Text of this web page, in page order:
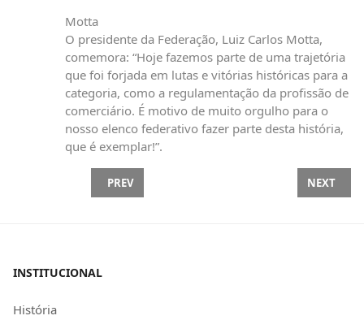
Motta
O presidente da Federação, Luiz Carlos Motta,
comemora: “Hoje fazemos parte de uma trajetória
que foi forjada em lutas e vitórias históricas para a
categoria, como a regulamentação da profissão de
comerciário. É motivo de muito orgulho para o
nosso elenco federativo fazer parte desta história,
que é exemplar!”.
PREVIOUS ARTICLE: CONQUISTAS
PREV NEXT
NEXT
INSTITUCIONAL
História